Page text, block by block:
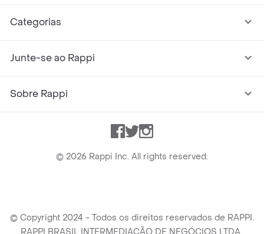
Categorias
Junte-se ao Rappi
Sobre Rappi
Facebook
TwitterInstagram
© 2026 Rappi Inc. All rights reserved.
© Copyright 2024 - Todos os direitos reservados de RAPPI.